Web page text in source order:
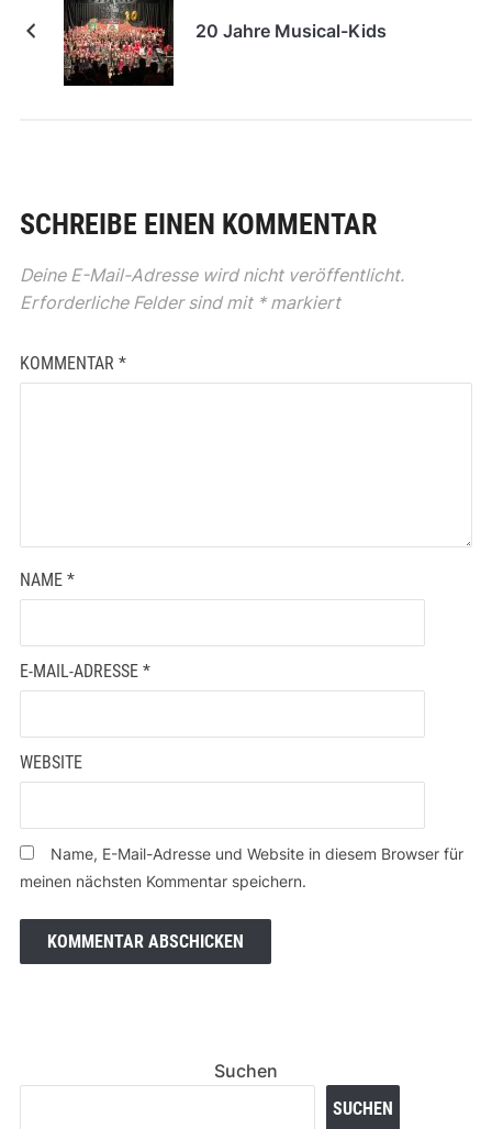
20 Jahre Musical-Kids
SCHREIBE EINEN KOMMENTAR
Deine E-Mail-Adresse wird nicht veröffentlicht.
Erforderliche Felder sind mit *markiert
KOMMENTAR *
NAME *
E-MAIL-ADRESSE *
WEBSITE
Name, E-Mail-Adresse und Website in diesem Browser für
meinen nächsten Kommentar speichern.
Suchen
SUCHEN